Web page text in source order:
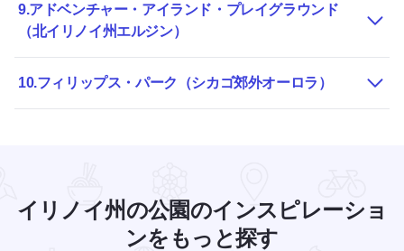
9.アドベンチャー・アイランド・プレイグラウンド
（北イリノイ州エルジン）
10.フィリップス・パーク（シカゴ郊外オーロラ）
イリノイ州の公園のインスピレーショ
ンをもっと探す